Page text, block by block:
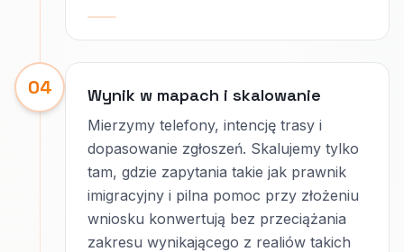
04 Wynik w mapach i skalowanie
Mierzymy telefony, intencję trasy i
dopasowanie zgłoszeń. Skalujemy tylko
tam, gdzie zapytania takie jak prawnik
imigracyjny i pilna pomoc przy złożeniu
wniosku konwertują bez przeciążania
zakresu wynikającego z realiów takich